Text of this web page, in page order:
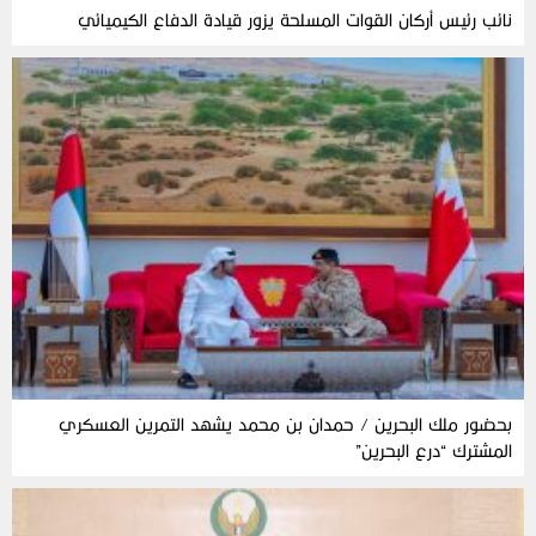
نائب رئيس أركان القوات المسلحة يزور قيادة الدفاع الكيميائي
بحضور ملك البحرين / حمدان بن محمد يشهد التمرين العسكري
المشترك “درع البحرين”